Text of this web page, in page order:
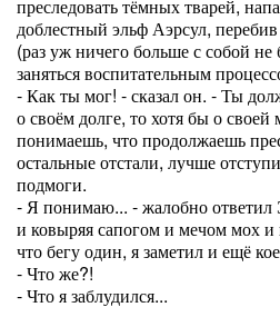
преследовать тёмных тварей,
доблестный эльф Аэрсул,
(раз уж ничего больше с собой
заняться воспитательным
- Как ты мог! - сказал он. - Ты
о своём долге, то хотя бы о
понимаешь, что продолжаешь
остальные отстали, лучше
подмоги.
- Я понимаю... - жалобно ответил
и ковыряя сапогом и мечом мох
что бегу один, я заметил и ещё
- Что же?!
- Что я заблудился...